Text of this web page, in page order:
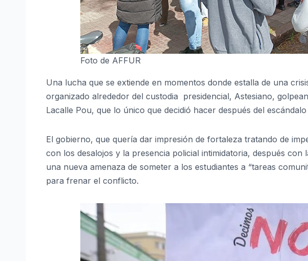
Foto de AFFUR
Una lucha que se extiende en momentos donde estalla de una
organizado alrededor del custodia presidencial, Astesiano,
Lacalle Pou, que lo único que decidió hacer después del
El gobierno, que quería dar impresión de fortaleza tratando de
con los desalojos y la presencia policial intimidatoria, después
una nueva amenaza de someter a los estudiantes a “tareas
para frenar el conflicto.